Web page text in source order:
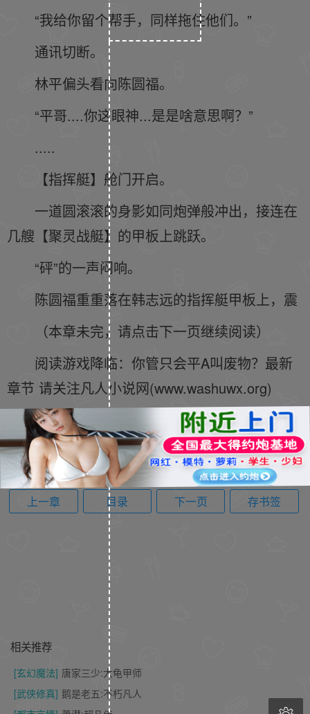
“我给你留个帮手，同样拖住他们。”
通讯切断。
林平偏头看向陈圆福。
“平哥....你这眼神...是是啥意思啊？”
.....
【指挥艇】舱门开启。
一道圆滚滚的身影如同炮弹般冲出，接连在
几艘【聚灵战艇】的甲板上跳跃。
“砰”的一声闷响。
陈圆福重重落在韩志远的指挥艇甲板上，震
（本章未完，请点击下一页继续阅读）
阅读游戏降临：你管只会平A叫废物？最新
章节 请关注凡人小说网(www.washuwx.org)
上一章 目录 下一页 存书签
相关推荐
[玄幻魔法] 唐家三少:大龟甲师
[武侠修真] 鹅是老五:不朽凡人